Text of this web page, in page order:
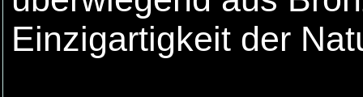
Einzigartigkeit der